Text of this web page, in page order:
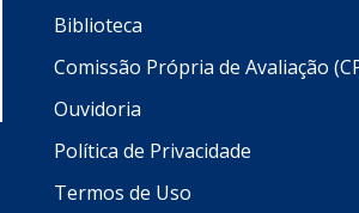
Biblioteca
Comissão Própria de Avaliação
Ouvidoria
Política de Privacidade
Termos de Uso